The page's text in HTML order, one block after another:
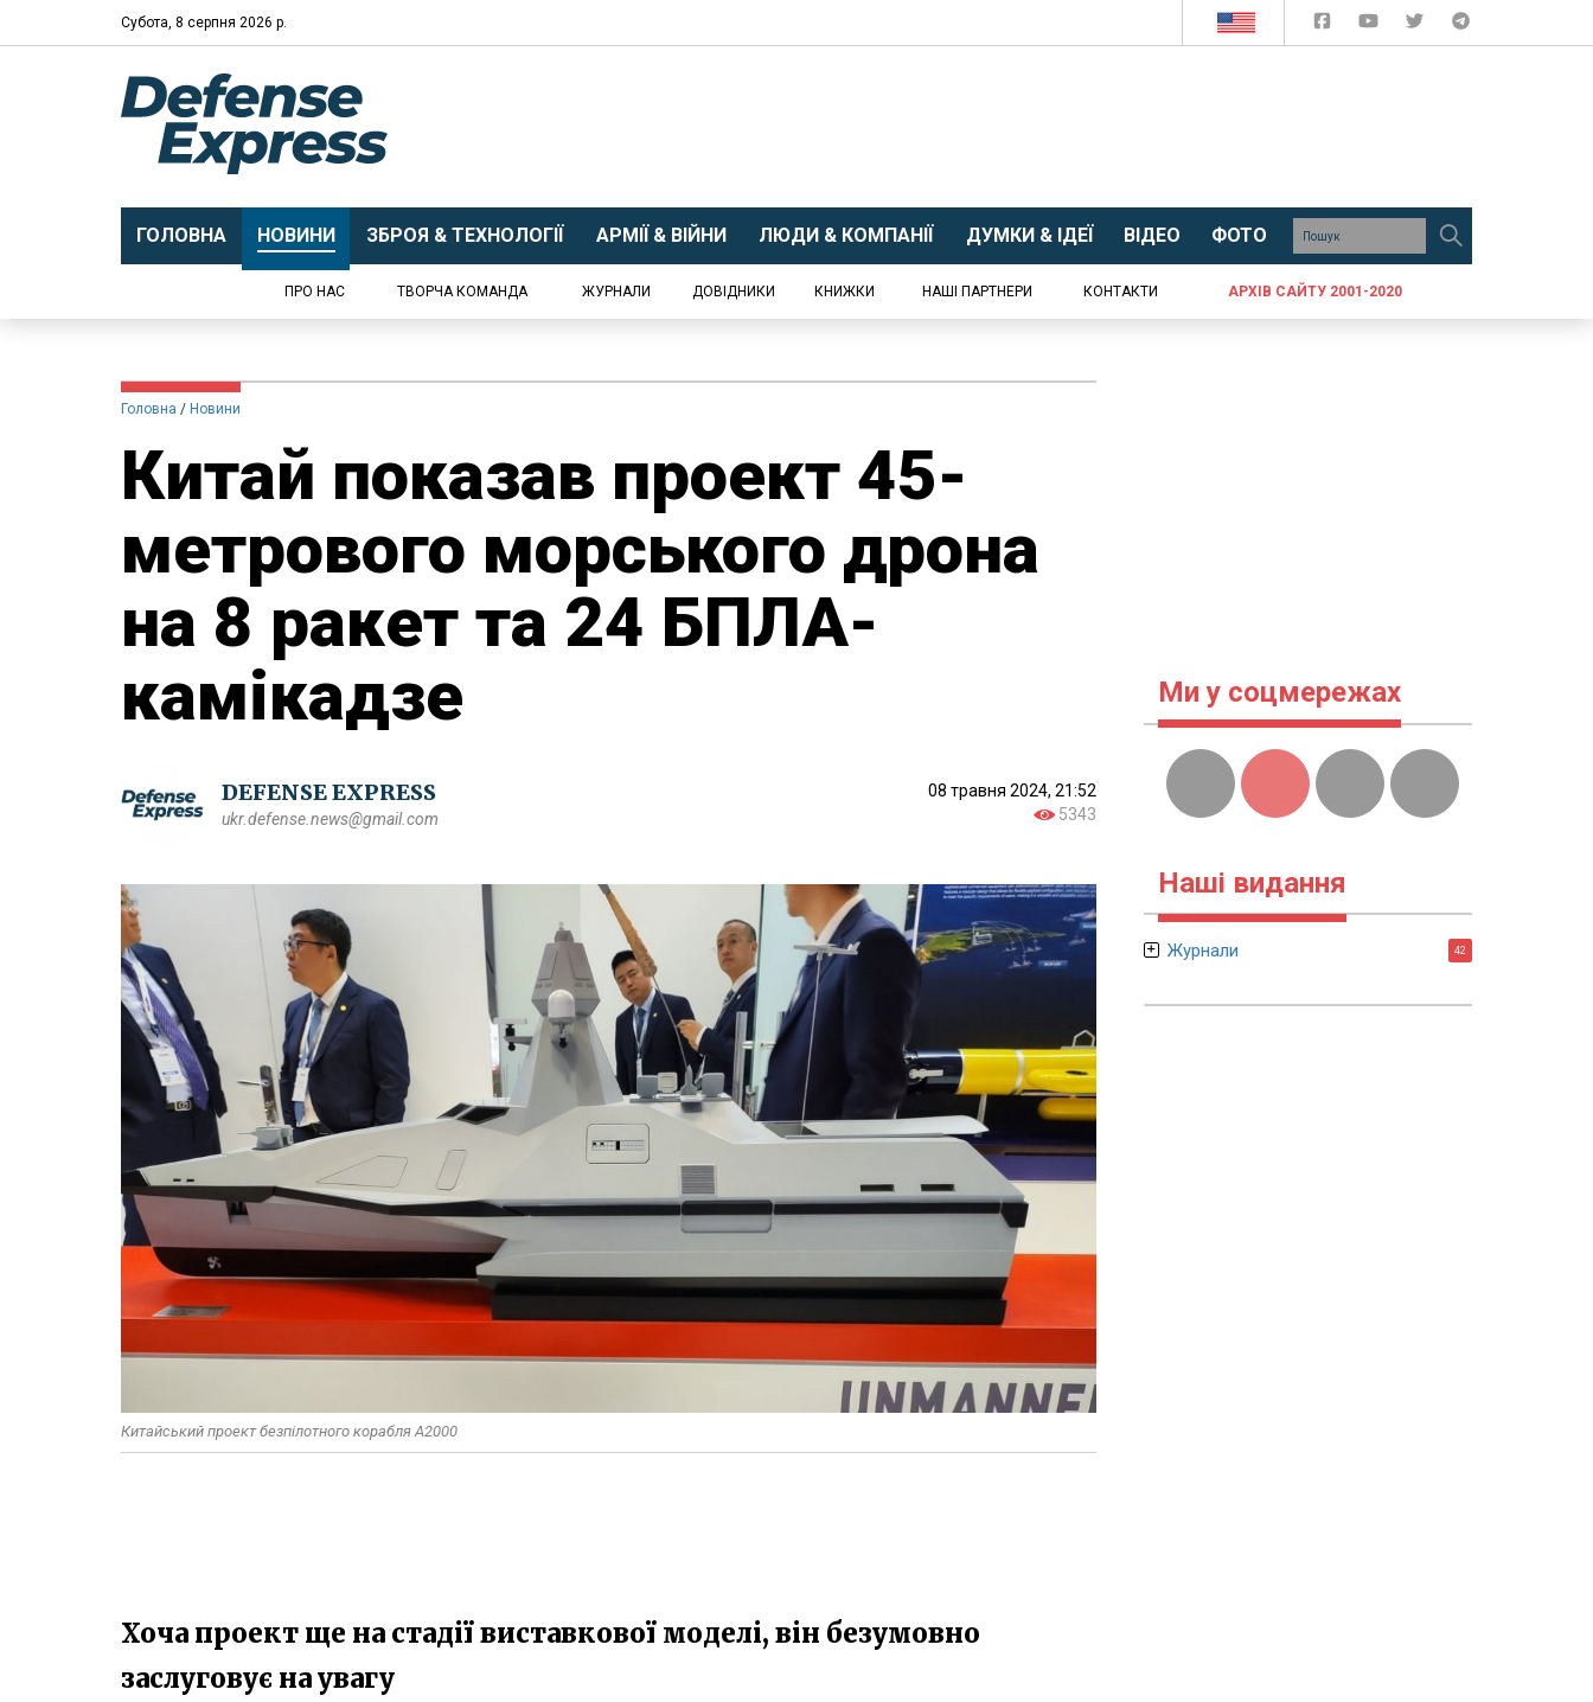
Субота, 8 серпня 2026 р.
ГОЛОВНА НОВИНИ ЗБРОЯ & ТЕХНОЛОГІЇ АРМІЇ & ВІЙНИ ЛЮДИ & КОМПАНІЇ ДУМКИ & ІДЕЇ ВІДЕО ФОТО
ПРО НАС ТВОРЧА КОМАНДА ЖУРНАЛИ ДОВІДНИКИ КНИЖКИ НАШІ ПАРТНЕРИ КОНТАКТИ АРХІВ САЙТУ 2001-2020
Головна Новини
Китай показав проект 45-
метрового морського дрона
на 8 ракет та 24 БПЛА-
камікадзе
DEFENSE EXPRESS
ukr.defense.news@gmail.com
08 травня 2024, 21:52
5343
Китайський проект безпілотного корабля A2000
Хоча проект ще на стадії виставкової моделі, він безумовно
заслуговує на увагу
Ми у соцмережах
Наші видання
Журнали 42